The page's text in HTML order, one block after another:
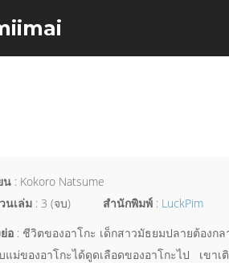
น : Kokoro Natsume
นเล่ม : 3 (จบ) สำนักพิมพ์ : LuckPim
อ : ชีวิตของอาโกะ เด็กสาวมัธยมปลายต้องก
แม่ของอาโกะได้ดูดเลือดของอาโกะไป เขาเ